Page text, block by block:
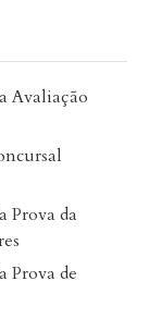
Avaliação
Prova da
Prova de